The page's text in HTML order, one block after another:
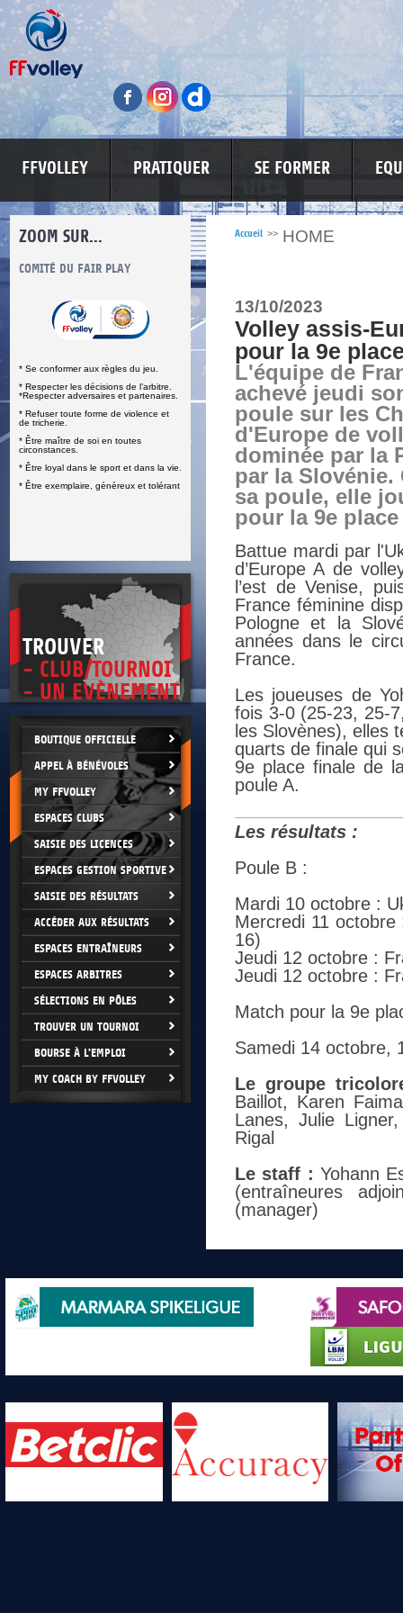
FFVOLLEY PRATIQUER SE FORMER
ZOOM SUR...
COMITÉ DU FAIR PLAY
* Se conformer aux règles du jeu.
* Respecter les décisions de l’arbitre.
*Respecter adversaires et partenaires.
* Refuser toute forme de violence et
de tricherie.
* Être maître de soi en toutes
circonstances.
* Être loyal dans le sport et dans la vie.
* Être exemplaire, généreux et tolérant
LUTTE CONTRE LES VIOLENCES
TROUVER
- CLUB/TOURNOI
- UN EVÈNEMENT
BOUTIQUE OFFICIELLE
APPEL À BÉNÉVOLES
MY FFVOLLEY
ESPACES CLUBS
SAISIE DES LICENCES
ESPACES GESTION SPORTIVE
SAISIE DES RÉSULTATS
ACCÉDER AUX RÉSULTATS
ESPACES ENTRAÎNEURS
ESPACES ARBITRES
SÉLECTIONS EN PÔLES
TROUVER UN TOURNOI
BOURSE À L'EMPLOI
MY COACH BY FFVOLLEY
Accueil >> HOME
13/10/2023
Volley assis-
pour la 9e
L'équipe de
achevé jeudi
poule sur les
d'Europe de
dominée par la
par la Slovénie.
sa poule, elle
pour la 9e
Battue mardi par
d’Europe A de
l’est de Venise,
France féminine
Pologne et la
années dans le
France.
Les joueuses de
fois 3-0 (25-23, 25-
les Slovènes), elles
quarts de finale qui
9e place finale de
poule A.
Les résultats :
Poule B :
Mardi 10 octobre :
Mercredi 11
16)
Jeudi 12 octobre :
Jeudi 12 octobre :
Match pour la 9e
Samedi 14 octobre,
Le groupe
Baillot, Karen
Lanes, Julie
Rigal
Le staff : Yohann
(entraîneures
(manager)